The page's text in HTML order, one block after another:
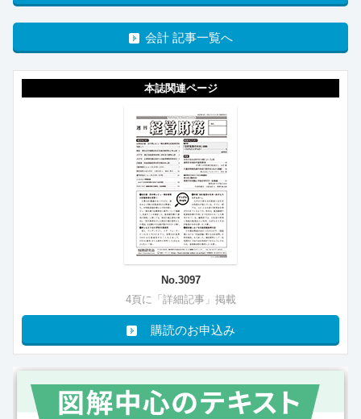
会計 記事一覧へ
本誌関連ページ
No.3097
4頁に「詳細記事」掲載
購読のお申込み